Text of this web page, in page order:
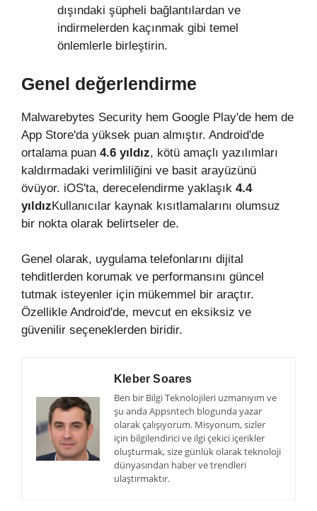
dışındaki şüpheli bağlantılardan ve
indirmelerden kaçınmak gibi temel
önlemlerle birleştirin.
Genel değerlendirme
Malwarebytes Security hem Google Play'de hem de
App Store'da yüksek puan almıştır. Android'de
ortalama puan 4.6 yıldız, kötü amaçlı yazılımları
kaldırmadaki verimliliğini ve basit arayüzünü
övüyor. iOS'ta, derecelendirme yaklaşık 4.4
yıldızKullanıcılar kaynak kısıtlamalarını olumsuz
bir nokta olarak belirtseler de.
Genel olarak, uygulama telefonlarını dijital
tehditlerden korumak ve performansını güncel
tutmak isteyenler için mükemmel bir araçtır.
Özellikle Android'de, mevcut en eksiksiz ve
güvenilir seçeneklerden biridir.
Kleber Soares
Ben bir Bilgi Teknolojileri uzmanıyım ve
şu anda Appsntech blogunda yazar
olarak çalışıyorum. Misyonum, sizler
için bilgilendirici ve ilgi çekici içerikler
oluşturmak, size günlük olarak teknoloji
dünyasından haber ve trendleri
ulaştırmaktır.